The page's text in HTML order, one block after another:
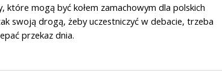
które mogą być kołem zamachowym dla polskich
swoją drogą, żeby uczestniczyć w debacie, trzeba
przekaz dnia.